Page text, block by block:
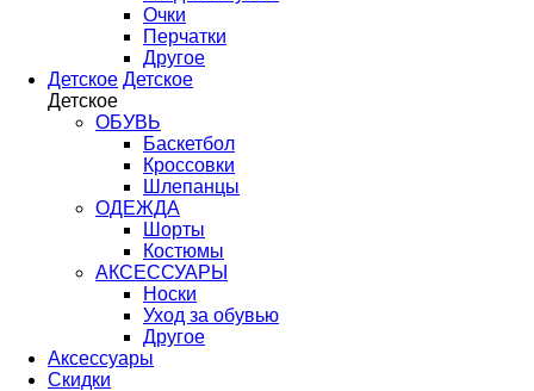
Очки
Перчатки
Другое
Детское Детское
Детское
ОБУВЬ
Баскетбол
Кроссовки
Шлепанцы
ОДЕЖДА
Шорты
Костюмы
АКСЕССУАРЫ
Носки
Уход за обувью
Другое
Аксессуары
Скидки